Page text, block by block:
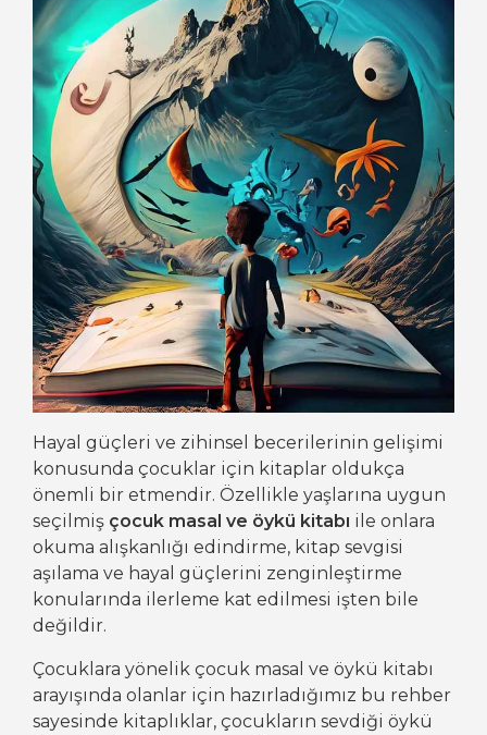
Hayal güçleri ve zihinsel becerilerinin gelişimi
konusunda çocuklar için kitaplar oldukça
önemli bir etmendir. Özellikle yaşlarına uygun
seçilmiş çocuk masal ve öykü kitabı ile onlara
okuma alışkanlığı edindirme, kitap sevgisi
aşılama ve hayal güçlerini zenginleştirme
konularında ilerleme kat edilmesi işten bile
değildir.
Çocuklara yönelik çocuk masal ve öykü kitabı
arayışında olanlar için hazırladığımız bu rehber
sayesinde kitaplıklar, çocukların sevdiği öykü